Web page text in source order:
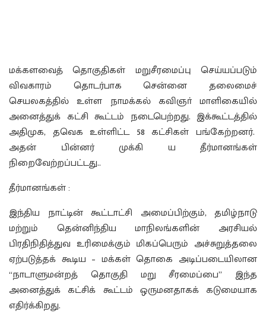
மக்களவைத் தொகுதிகள் மறுசீரமைப்பு செய்யப்படும்
விவகாரம் தொடர்பாக சென்னை தலைமைச்
செயலகத்தில் உள்ள நாமக்கல் கவிஞா் மாளிகையில்
அனைத்துக் கட்சி கூட்டம் நடைபெற்றது. இக்கூட்டத்தில்
அதிமுக, தவெக உள்ளிட்ட 58 கட்சிகள் பங்கேற்றனர்.
அதன் பின்னர் முக்கி ய தீர்மானங்கள்
நிறைவேற்றப்பட்டது..
தீர்மானங்கள் :
இந்திய நாட்டின் கூட்டாட்சி அமைப்பிற்கும், தமிழ்நாடு
மற்றும் தென்னிந்திய மாநிலங்களின் அரசியல்
பிரதிநிதித்துவ உரிமைக்கும் மிகப்பெரும் அச்சுறுத்தலை
ஏற்படுத்தக் கூடிய – மக்கள் தொகை அடிப்படையிலான
“நாடாளுமன்றத் தொகுதி மறு சீரமைப்பை” இந்த
அனைத்துக் கட்சிக் கூட்டம் ஒருமனதாகக் கடுமையாக
எதிர்க்கிறது.